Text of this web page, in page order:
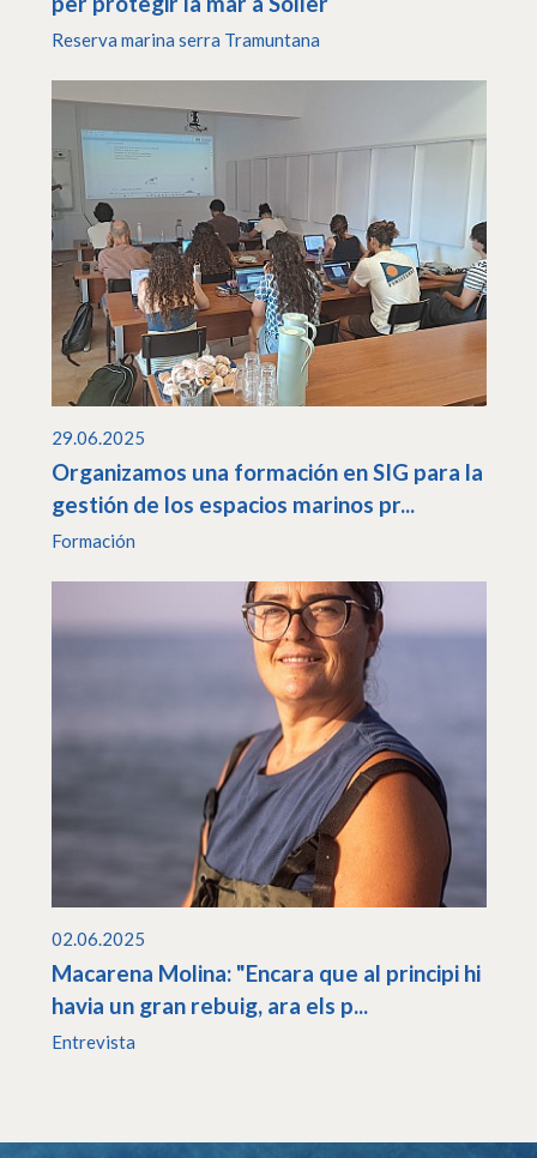
Reserva marina serra Tramuntana
29.06.2025
Organizamos una formación en SIG para la
gestión de los espacios marinos pr...
Formación
02.06.2025
Macarena Molina: "Encara que al principi hi
havia un gran rebuig, ara els p...
Entrevista